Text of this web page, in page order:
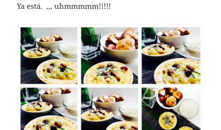
Ya está. ,,, uhmmmmm!!!!!